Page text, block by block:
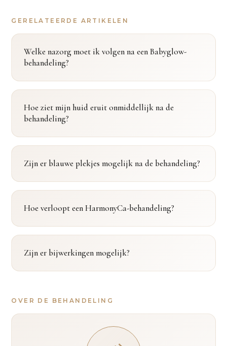
GERELATEERDE ARTIKELEN
Welke nazorg moet ik volgen na een Babyglow-
behandeling?
Hoe ziet mijn huid eruit onmiddellijk na de
behandeling?
Zijn er blauwe plekjes mogelijk na de behandeling?
Hoe verloopt een HarmonyCa-behandeling?
Zijn er bijwerkingen mogelijk?
OVER DE BEHANDELING